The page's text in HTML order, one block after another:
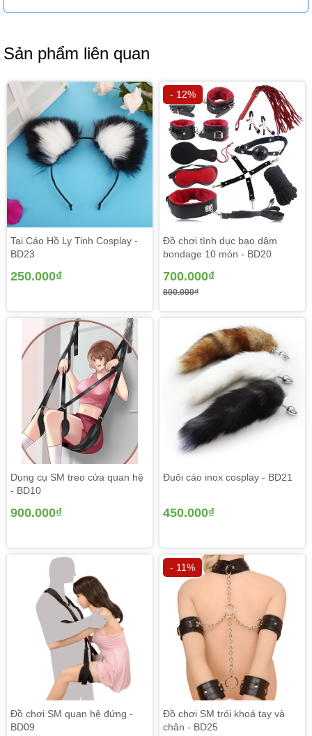
Sản phẩm liên quan
Tai Cáo Hồ Ly Tinh Cosplay -
BD23
250.000₫
- 12%
Đồ chơi tình dục bạo dâm
bondage 10 món - BD20
700.000₫
800.000₫
Dụng cụ SM treo cửa quan hệ
- BD10
900.000₫
Đuôi cáo inox cosplay - BD21
450.000₫
Đồ chơi SM quan hệ đứng -
BD09
- 11%
Đồ chơi SM trói khoá tay và
chân - BD25